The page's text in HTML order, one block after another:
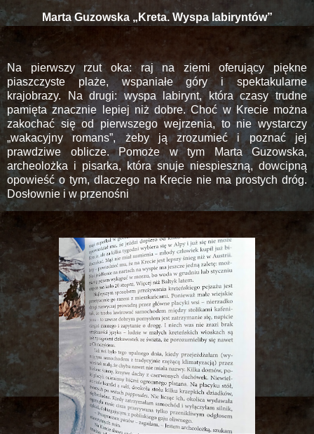
Marta Guzowska „Kreta. Wyspa labiryntów”
Na pierwszy rzut oka: raj na ziemi oferujący piękne
piaszczyste plaże, wspaniałe góry i spektakularne
krajobrazy. Na drugi: wyspa labirynt, która czasy trudne
pamięta znacznie lepiej niż dobre. Choć w Krecie można
zakochać się od pierwszego wejrzenia, to nie wystarczy
„wakacyjny romans”, żeby ją zrozumieć i poznać jej
prawdziwe oblicze. Pomoże w tym Marta Guzowska,
archeolożka i pisarka, która snuje niespieszną, dowcipną
opowieść o tym, dlaczego na Krecie nie ma prostych dróg.
Dosłownie i w przenośni